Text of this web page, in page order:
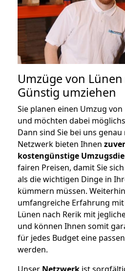
Umzüge von
Günstig umziehen
Sie planen einen Umzug
und möchten dabei
Dann sind Sie bei uns
Netzwerk bieten Ihnen
kostengünstige
fairen Preisen, damit Sie
als die wichtigen Dinge in
kümmern müssen.
umfangreiche Erfahrung
Lünen nach Rerik mit
und können Ihnen somit
für jedes Budget eine
werden.